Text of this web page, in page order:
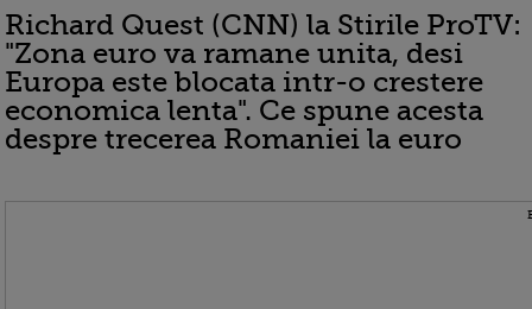
Richard Quest (CNN) la Stirile ProTV:
"Zona euro va ramane unita, desi
Europa este blocata intr-o crestere
economica lenta". Ce spune acesta
despre trecerea Romaniei la euro